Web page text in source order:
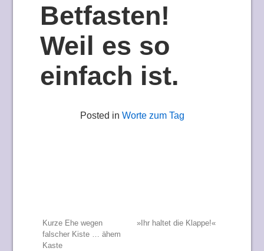
Betfasten!
Weil es so
einfach ist.
Posted in Worte zum Tag
Beitragsnavigation
Kurze Ehe wegen
falscher Kiste … ähem
Kaste
»Ihr haltet die Klappe!«